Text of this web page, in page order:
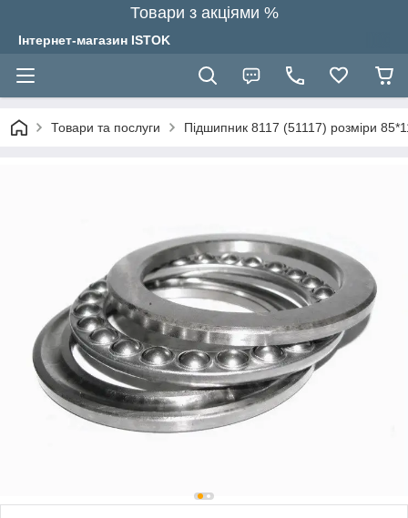
Товари з акціями %
Інтернет-магазин ISTOK
Товари та послуги Підшипник 8117 (51117) розміри